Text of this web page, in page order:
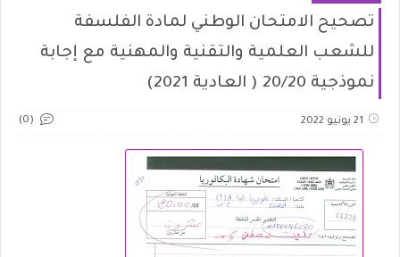
تصحيح الامتحان الوطني لمادة الفلسفة
للشعب العلمية والتقنية والمهنية مع إجابة
نموذجية 20/20 ( العادية 2021)
21 يونيو 2022 (0)